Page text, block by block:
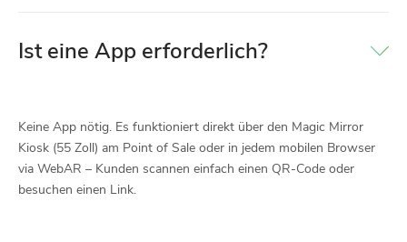
Ist eine App erforderlich?
Keine App nötig. Es funktioniert direkt über den Magic Mirror
Kiosk (55 Zoll) am Point of Sale oder in jedem mobilen Browser
via WebAR – Kunden scannen einfach einen QR-Code oder
besuchen einen Link.